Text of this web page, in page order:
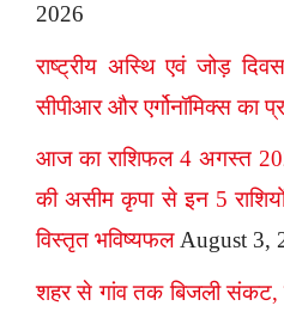
2026
राष्ट्रीय अस्थि एवं जोड़
सीपीआर और एर्गोनॉमिक्स का
आज का राशिफल 4 अगस्त
की असीम कृपा से इन 5 राशियों
विस्तृत भविष्यफल August 3,
शहर से गांव तक बिजली संकट,